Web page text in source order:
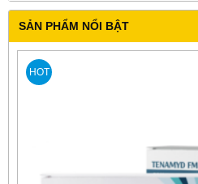
SẢN PHẨM NỔI BẬT
HOT